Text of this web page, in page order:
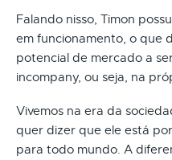
Falando nisso, Timon
em funcionamento, o que
potencial de mercado a
incompany, ou seja, na
Vivemos na era da
quer dizer que ele está
para todo mundo. A